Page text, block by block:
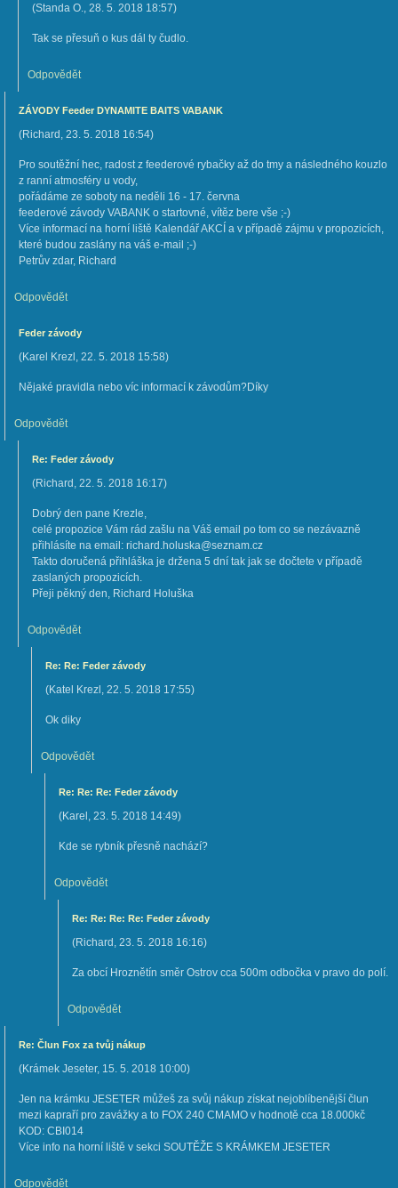
(Standa O., 28. 5. 2018 18:57)
Tak se přesuň o kus dál ty čudlo.
Odpovědět
ZÁVODY Feeder DYNAMITE BAITS VABANK
(Richard , 23. 5. 2018 16:54)
Pro soutěžní hec, radost z feederové rybačky až do tmy a následného kouzlo
z ranní atmosféry u vody,
pořádáme ze soboty na neděli 16 - 17. června
feederové závody VABANK o startovné, vítěz bere vše ;-)
Více informací na horní liště Kalendář AKCÍ a v případě zájmu v propozicích,
které budou zaslány na váš e-mail ;-)
Petrův zdar, Richard
Odpovědět
Feder závody
(Karel Krezl , 22. 5. 2018 15:58)
Nějaké pravidla nebo víc informací k závodům?Díky
Odpovědět
Re: Feder závody
(Richard , 22. 5. 2018 16:17)
Dobrý den pane Krezle,
celé propozice Vám rád zašlu na Váš email po tom co se nezávazně
přihlásíte na email: richard.holuska@seznam.cz
Takto doručená přihláška je držena 5 dní tak jak se dočtete v případě
zaslaných propozicích.
Přeji pěkný den, Richard Holuška
Odpovědět
Re: Re: Feder závody
(Katel Krezl , 22. 5. 2018 17:55)
Ok diky
Odpovědět
Re: Re: Re: Feder závody
(Karel , 23. 5. 2018 14:49)
Kde se rybník přesně nachází?
Odpovědět
Re: Re: Re: Re: Feder závody
(Richard , 23. 5. 2018 16:16)
Za obcí Hroznětín směr Ostrov cca 500m odbočka v pravo do polí.
Odpovědět
Re: Člun Fox za tvůj nákup
(Krámek Jeseter, 15. 5. 2018 10:00)
Jen na krámku JESETER můžeš za svůj nákup získat nejoblíbenější člun
mezi kapraří pro zavážky a to FOX 240 CMAMO v hodnotě cca 18.000kč
KOD: CBI014
Více info na horní liště v sekci SOUTĚŽE S KRÁMKEM JESETER
Odpovědět